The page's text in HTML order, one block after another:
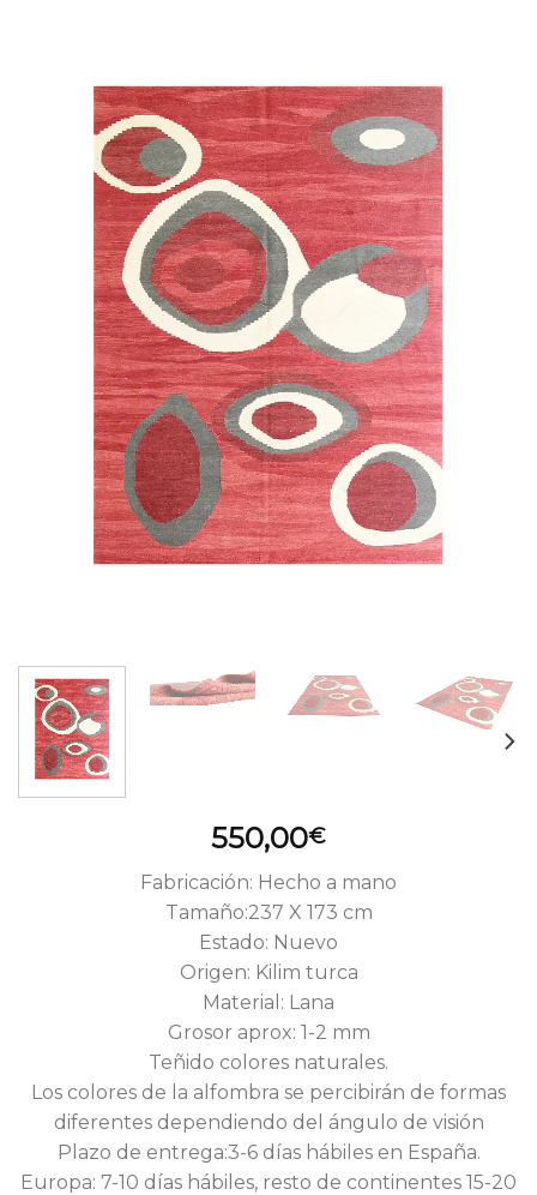
550,00€
Fabricación: Hecho a mano
Tamaño:237 X 173 cm
Estado: Nuevo
Origen: Kilim turca
Material: Lana
Grosor aprox: 1-2 mm
Teñido colores naturales.
Los colores de la alfombra se percibirán de formas
diferentes dependiendo del ángulo de visión
Plazo de entrega:3-6 días hábiles en España.
Europa: 7-10 días hábiles, resto de continentes 15-20